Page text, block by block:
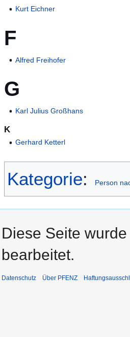
Kurt Eichner
F
Alfred Freihofer
G
Karl Julius Großhans
K
Gerhard Ketterl
Kategorie: Person
Diese Seite
bearbeitet.
Datenschutz Über PFENZ